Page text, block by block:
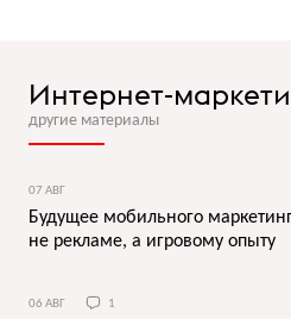
Интернет-
другие материалы
07 АВГ
Будущее мобильного
не рекламе, а игровому опыту
06 АВГ 1